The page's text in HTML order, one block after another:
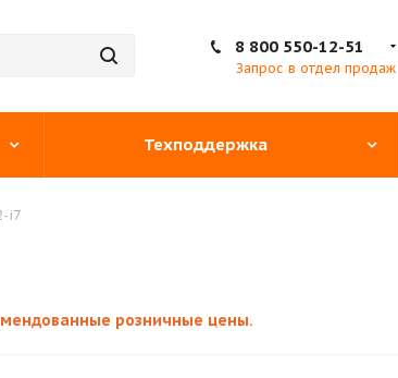
8 800 550-12-51
Запрос в отдел продаж
Техподдержка
i7
розничные цены.